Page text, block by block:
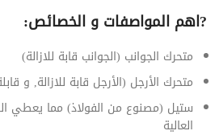
?اهم المواصفات و الخصائص:
متحرك الجوانب (الجوانب قابة للازالة)
متحرك الأرجل (الأرجل قابة للازالة, و
ستيل (مصنوع من الفولاذ) مما يعطي
العالية